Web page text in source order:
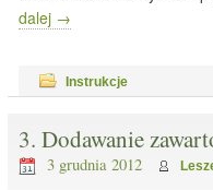
dalej →
Instrukcje
3. Dodawanie
3 grudnia 2012